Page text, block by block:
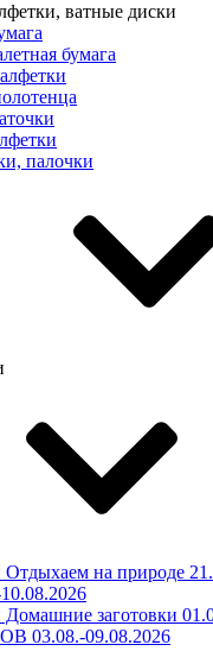
ватные диски
бумага
палочки